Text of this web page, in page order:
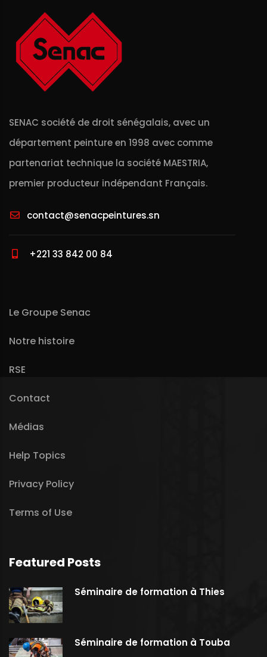
SENAC société de droit sénégalais, avec un
département peinture en 1998 avec comme
partenariat technique la société MAESTRIA,
premier producteur indépendant Français.
contact@senacpeintures.sn
+221 33 842 00 84
Le Groupe Senac
Notre histoire
RSE
Contact
Médias
Help Topics
Privacy Policy
Terms of Use
Featured Posts
Séminaire de formation à Thies
Séminaire de formation à Touba